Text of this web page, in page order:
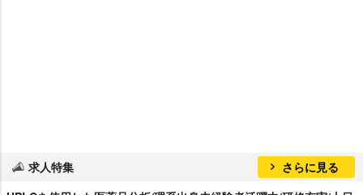
求人特集
さらに見る